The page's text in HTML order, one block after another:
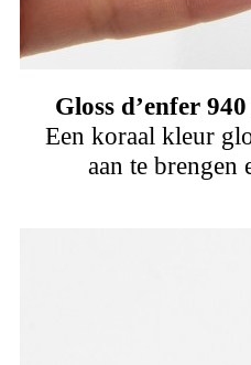
Gloss d’enfer
Een koraal kleur
aan te brengen